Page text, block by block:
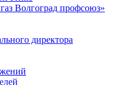
Волгоград профсоюз»
директора